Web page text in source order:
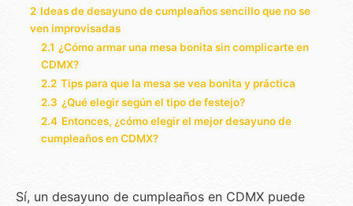
2 Ideas de desayuno de cumpleaños sencillo que no se
ven improvisadas
2.1 ¿Cómo armar una mesa bonita sin complicarte en
CDMX?
2.2 Tips para que la mesa se vea bonita y práctica
2.3 ¿Qué elegir según el tipo de festejo?
2.4 Entonces, ¿cómo elegir el mejor desayuno de
cumpleaños en CDMX?
Sí, un desayuno de cumpleaños en CDMX puede